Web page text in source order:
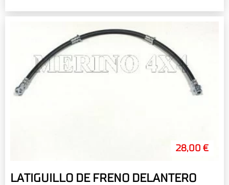
28,00 €
LATIGUILLO DE FRENO DELANTERO